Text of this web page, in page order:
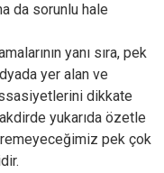
da sorunlu hale
yanı sıra, pek
yer alan ve
dikkate
yukarıda özetle
pek çok